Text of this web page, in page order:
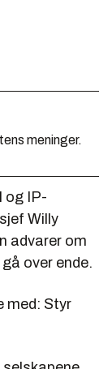
meninger.
og IP-
Willy
advarer om
over ende.
med: Styr